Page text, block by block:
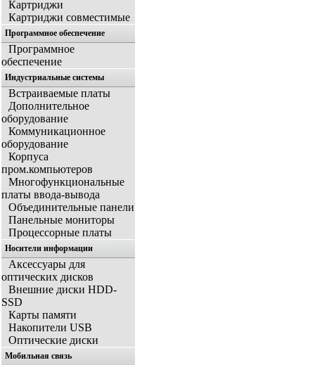
Картриджи
Картриджи совместимые
Программное обеспечение
Программное
обеспечение
Индустриальные системы
Встраиваемые платы
Дополнительное
оборудование
Коммуникационное
оборудование
Корпуса
пром.компьютеров
Многофункциональные
платы ввода-вывода
Объединительные панели
Панельные мониторы
Процессорные платы
Носители информации
Аксессуары для
оптических дисков
Внешние диски HDD-
SSD
Карты памяти
Накопители USB
Оптические диски
Мобильная связь